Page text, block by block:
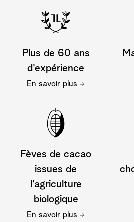
Plus de 60 ans
d'expérience
En savoir plus
Fèves de cacao
issues de
l'agriculture
biologique
En savoir plus